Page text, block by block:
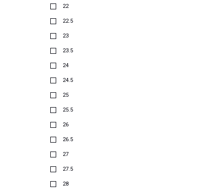
22
22.5
23
23.5
24
24.5
25
25.5
26
26.5
27
27.5
28